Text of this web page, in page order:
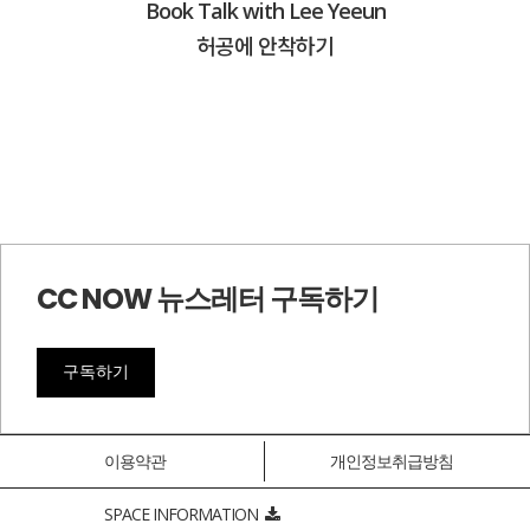
Book Talk with Lee Yeeun
허공에 안착하기
CC NOW 뉴스레터 구독하기
구독하기
이용약관 개인정보취급방침
SPACE INFORMATION